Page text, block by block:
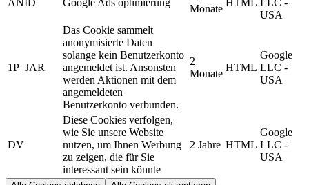
ANID Google Ads optimierung
Monate
HTML LLC -
USA
1P_JAR
Das Cookie sammelt
anonymisierte Daten
solange kein Benutzerkonto
angemeldet ist. Ansonsten
werden Aktionen mit dem
angemeldeten
Benutzerkonto verbunden.
2
Monate
HTML
Google
LLC -
USA
DV
Diese Cookies verfolgen,
wie Sie unsere Website
nutzen, um Ihnen Werbung
zu zeigen, die für Sie
interessant sein könnte
2 Jahre HTML
Google
LLC -
USA